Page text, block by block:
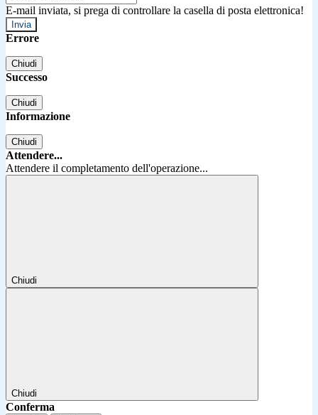
E-mail inviata, si prega di controllare la casella di posta elettronica!
Errore
Chiudi
Successo
Chiudi
Informazione
Chiudi
Attendere...
Attendere il completamento dell'operazione...
Chiudi
Chiudi
Conferma